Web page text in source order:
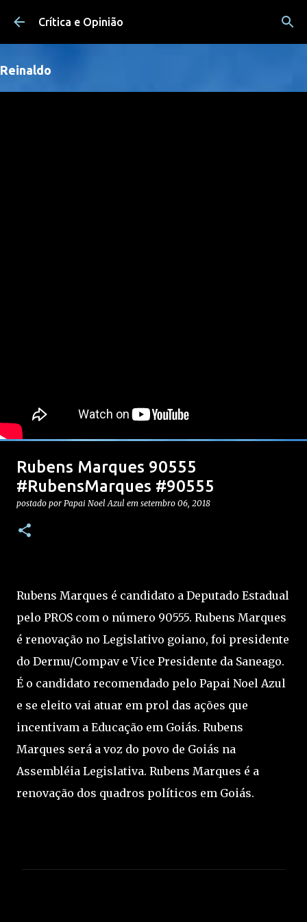
Pular para o conteúdo principal
Crítica e Opinião
Reinaldo
Rubens Marques 90555
#RubensMarques #90555
postado por Papai Noel Azul em setembro 06, 2018
Rubens Marques é candidato a Deputado Estadual
pelo PROS com o número 90555. Rubens Marques
é renovação no Legislativo goiano, foi presidente
do Dermu/Compav e Vice Presidente da Saneago.
É o candidato recomendado pelo Papai Noel Azul
e se eleito vai atuar em prol das ações que
incentivam a Educação em Goiás. Rubens
Marques será a voz do povo de Goiás na
Assembléia Legislativa. Rubens Marques é a
renovação dos quadros políticos em Goiás.